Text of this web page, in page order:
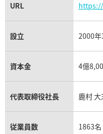
URL
設立 2000年
資本金 4億
代表取締役社長 鹿村 大
従業員数 1863名